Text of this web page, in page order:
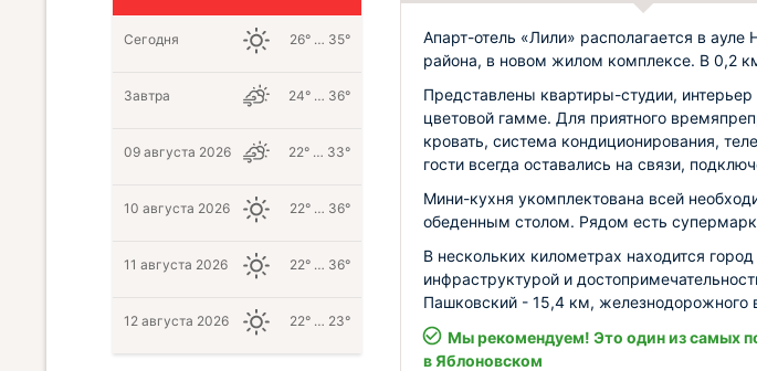
Апарт-отель «Лили» располагается в
района, в новом жилом комплексе. В 0,2
Представлены квартиры-студии,
цветовой гамме. Для приятного
кровать, система кондиционирования,
гости всегда оставались на связи,
Мини-кухня укомплектована всей
обеденным столом. Рядом есть
В нескольких километрах находится
инфраструктурой и
Пашковский - 15,4 км, железнодорожного
Мы рекомендуем! Это один из самых
в Яблоновском
Сегодня 26° … 35°
Завтра 24° … 36°
09 августа 2026 22° … 33°
10 августа 2026 22° … 36°
11 августа 2026 22° … 36°
12 августа 2026 22° … 23°